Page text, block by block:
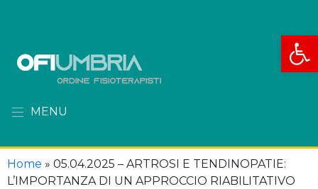
Apri
MENU
Home » 05.04.2025 – ARTROSI E TENDINOPATIE:
L’IMPORTANZA DI UN APPROCCIO RIABILITATIVO